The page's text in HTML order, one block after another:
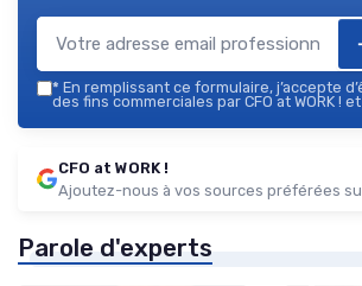
* En remplissant ce formulaire, j’accepte
des fins commerciales par CFO at WORK !
CFO at WORK !
Ajoutez-nous à vos sources préférées
Parole d'experts